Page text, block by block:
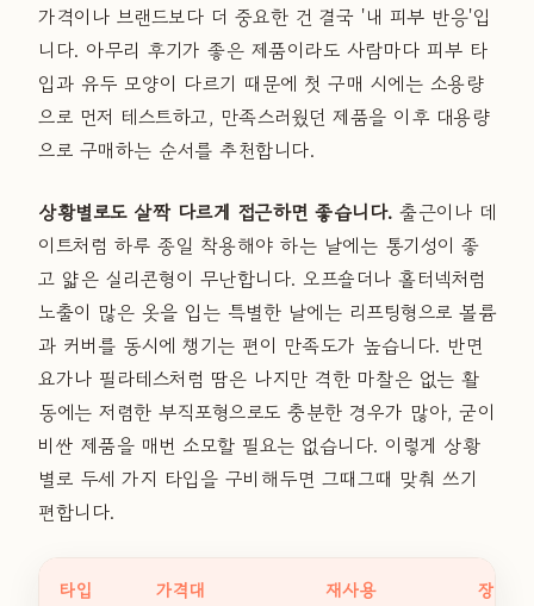
가격이나 브랜드보다 더 중요한 건 결국 '내 피부 반응'입
니다. 아무리 후기가 좋은 제품이라도 사람마다 피부 타
입과 유두 모양이 다르기 때문에 첫 구매 시에는 소용량
으로 먼저 테스트하고, 만족스러웠던 제품을 이후 대용량
으로 구매하는 순서를 추천합니다.
상황별로도 살짝 다르게 접근하면 좋습니다. 출근이나 데
이트처럼 하루 종일 착용해야 하는 날에는 통기성이 좋
고 얇은 실리콘형이 무난합니다. 오프숄더나 홀터넥처럼
노출이 많은 옷을 입는 특별한 날에는 리프팅형으로 볼륨
과 커버를 동시에 챙기는 편이 만족도가 높습니다. 반면
요가나 필라테스처럼 땀은 나지만 격한 마찰은 없는 활
동에는 저렴한 부직포형으로도 충분한 경우가 많아, 굳이
비싼 제품을 매번 소모할 필요는 없습니다. 이렇게 상황
별로 두세 가지 타입을 구비해두면 그때그때 맞춰 쓰기
편합니다.
타입 가격대 재사용 장점